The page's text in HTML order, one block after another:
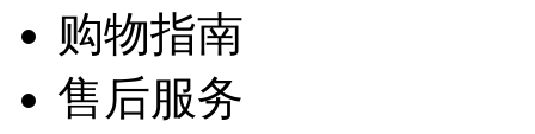
购物指南
售后服务